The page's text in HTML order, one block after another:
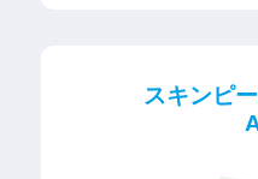
スキンピ